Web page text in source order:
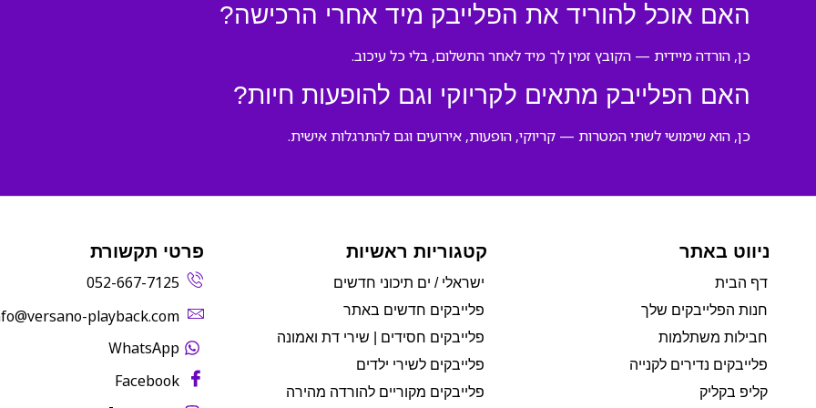
האם אוכל להוריד את הפלייבק מיד אחרי הרכישה?
כן, הורדה מיידית — הקובץ זמין לך מיד לאחר התשלום, בלי כל עיכוב.
האם הפלייבק מתאים לקריוקי וגם להופעות חיות?
כן, הוא שימושי לשתי המטרות — קריוקי, הופעות, אירועים וגם להתרגלות אישית.
ניווט באתר
דף הבית
חנות הפלייבקים שלך
חבילות משתלמות
פלייבקים נדירים לקנייה
קליפ בקליק
קטגוריות ראשיות
ישראלי / ים תיכוני חדשים
פלייבקים חדשים באתר
פלייבקים חסידים | שירי דת ואמונה
פלייבקים לשירי ילדים
פלייבקים מקוריים להורדה מהירה
פרטי תקשורת
052-667-7125
playback.com‬
WhatsApp
Facebook